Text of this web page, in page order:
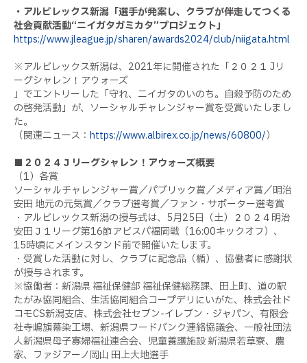
・アルビレックス新潟「選手が発案し、クラブが伴走してつくる
社会貢献活動“ニイガタガミカタ”プロジェクト」
https://www.jleague.jp/sharen/awards2024/club/niigata.html
※アルビレックス新潟は、2021年に開催された「２０２１ Jリ
ーグシャレン！アウォーズ
」でエントリーした「守れ、ニイガタのいのち。自殺予防のため
の啓発活動」が、ソーシャルチャレンジャー賞を受賞いたしまし
た。
（関連ニュース： https://www.albirex.co.jp/news/60800/）
■２０２４Ｊリーグシャレン！アウォーズ概要
（1）各賞
ソーシャルチャレンジャー賞／パブリック賞／メディア賞／明治
安田 地元の元気賞／クラブ選考賞／ファン・サポーター選考賞
・アルビレックス新潟の授与式は、5月25日（土）２０２４明治
安田Ｊ１リーグ第16節アビスパ福岡戦（16:00キックオフ）、
15時頃にメインスタンド前で開催いたします。
・受賞した活動に対し、クラブに記念品（楯）、協働者に感謝状
が授与されます。
※協働者：新潟県 福祉保健部 福祉保健総務課、田上町、道の駅
たがみ協同組合、生活協同組合コープデリにいがた、株式会社ド
コモCS新潟支店、株式会社セブン-イレブン・ジャパン、有限会
社寺嶋旗幕染工場、新潟県フードバンク連絡協議会、一般社団法
人新潟県母子寡婦福祉連合会、児童養護施設 新潟県若草寮、農
家、ファジアーノ岡山 田上大地選手